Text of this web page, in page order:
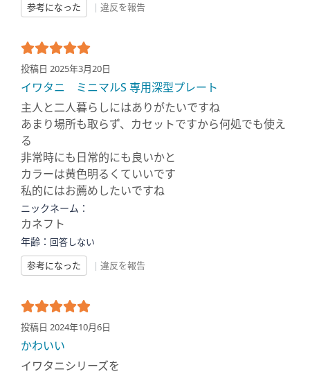
参考になった
| 違反を報告
投稿日 2025年3月20日
イワタニ ミニマルS 専用深型プレート
主人と二人暮らしにはありがたいですね
あまり場所も取らず、カセットですから何処でも使え
る
非常時にも日常的にも良いかと
カラーは黄色明るくていいです
私的にはお薦めしたいですね
ニックネーム：
カネフト
年齢： 回答しない
参考になった
| 違反を報告
投稿日 2024年10月6日
かわいい
イワタニシリーズを